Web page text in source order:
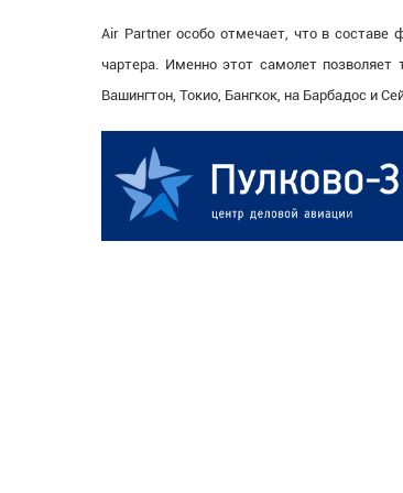
Air Partner особо отмечает, что в составе
чартера. Именно этот самолет
Вашингтон, Токио, Бангкок, на Барбадос и